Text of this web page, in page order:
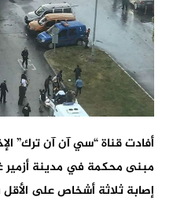
أفادت قناة “سي آن آن ترك”
مبنى محكمة في مدينة أزمير
إصابة ثلاثة أشخاص على الأقل